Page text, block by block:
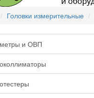
Головки измерительные
и ОВП